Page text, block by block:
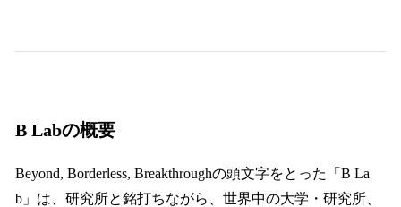
B Labの概要
Beyond, Borderless, Breakthroughの頭文字をとった「B La
b」は、研究所と銘打ちながら、世界中の大学・研究所、